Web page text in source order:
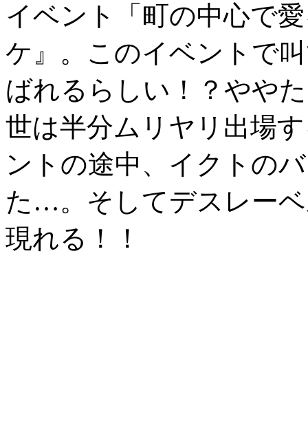
イベント「町の中心で
ケ』。このイベントで
ばれるらしい！？やや
世は半分ムリヤリ出場
ントの途中、イクトの
た…。そしてデスレー
現れる！！